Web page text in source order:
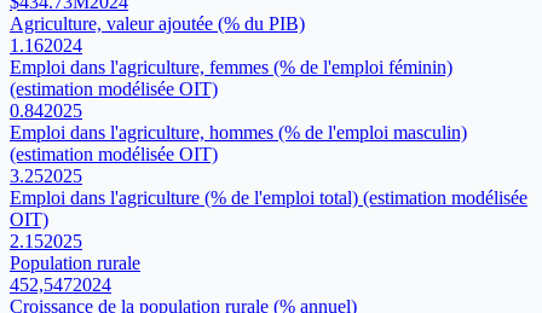
Agriculture, valeur ajoutée (% du PIB)
1.162024
Emploi dans l'agriculture, femmes (% de l'emploi féminin)
(estimation modélisée OIT)
0.842025
Emploi dans l'agriculture, hommes (% de l'emploi masculin)
(estimation modélisée OIT)
3.252025
Emploi dans l'agriculture (% de l'emploi total) (estimation modélisée
OIT)
2.152025
Population rurale
452,5472024
Croissance de la population rurale (% annuel)